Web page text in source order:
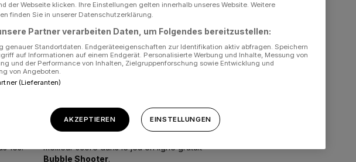
les.
meilleur score dans le jeu en ligne gratuit
Bubble Shooter.
der Webseite klicken. Ihre Einstellungen gelten innerhalb unseres Website. Weitere
finden Sie in unserer Datenschutzerklärung.
Partner verarbeiten Daten, um Folgendes bereitzustellen:
genauer Standortdaten. Endgeräteeigenschaften zur Identifikation aktiv abfragen. Speichern
auf Informationen auf einem Endgerät. Personalisierte Werbung und Inhalte, Messung von
und der Performance von Inhalten, Zielgruppenforschung sowie Entwicklung und
von Angeboten.
(Lieferanten)
EINSTELLUNGEN
AKZEPTIEREN